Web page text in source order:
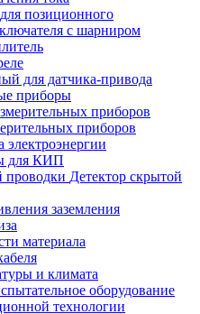
позиционного
с шарниром
для датчика-привода
приборы
приборов
электроэнергии
для КИП
Детектор скрытой
заземления
материала
и климата